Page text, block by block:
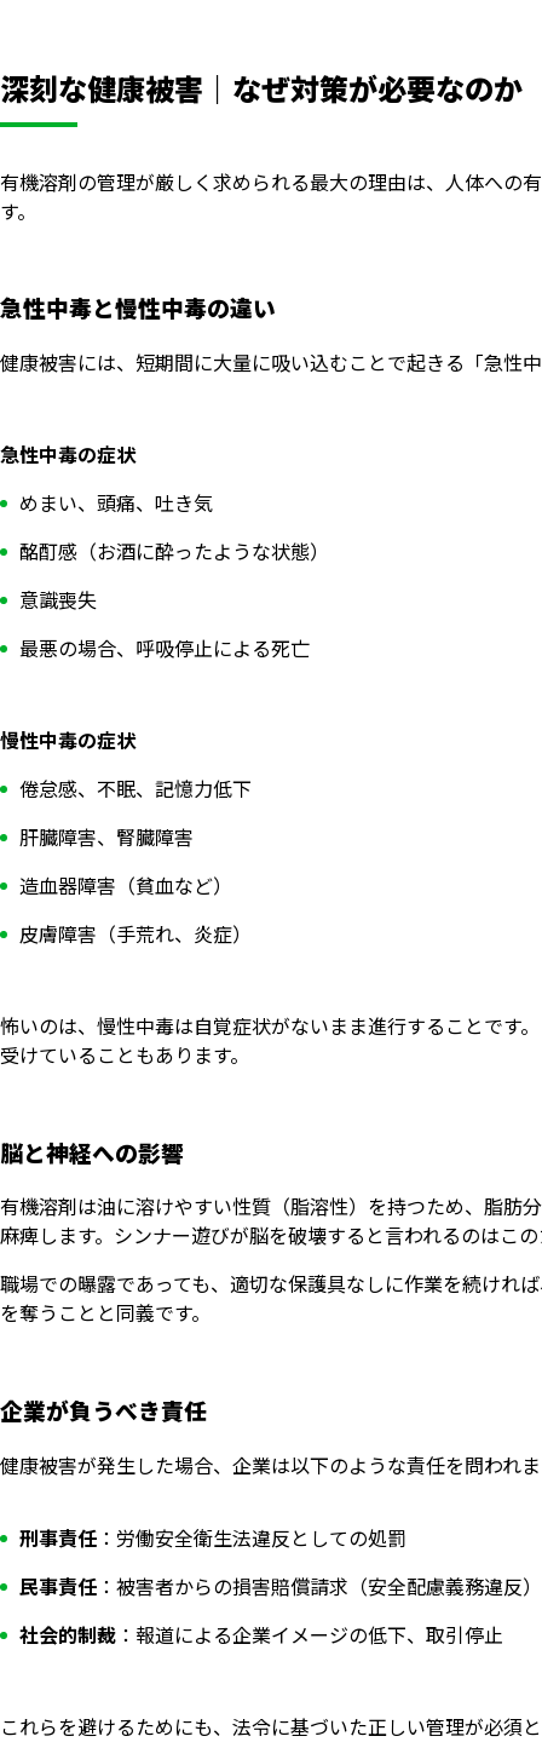
深刻な健康被害｜なぜ対策が必要なのか
有機溶剤の管理が厳しく求められる最大の理由は、人体への
す。
急性中毒と慢性中毒の違い
健康被害には、短期間に大量に吸い込むことで起きる「急性
急性中毒の症状
めまい、頭痛、吐き気
酩酊感（お酒に酔ったような状態）
意識喪失
最悪の場合、呼吸停止による死亡
慢性中毒の症状
倦怠感、不眠、記憶力低下
肝臓障害、腎臓障害
造血器障害（貧血など）
皮膚障害（手荒れ、炎症）
怖いのは、慢性中毒は自覚症状がないまま進行することです
受けていることもあります。
脳と神経への影響
有機溶剤は油に溶けやすい性質（脂溶性）を持つため、脂肪
麻痺します。シンナー遊びが脳を破壊すると言われるのはこ
職場での曝露であっても、適切な保護具なしに作業を続けれ
を奪うことと同義です。
企業が負うべき責任
健康被害が発生した場合、企業は以下のような責任を問われ
刑事責任 ：労働安全衛生法違反としての処罰
民事責任 ：被害者からの損害賠償請求（安全配慮義務違反）
社会的制裁 ：報道による企業イメージの低下、取引停止
これらを避けるためにも、法令に基づいた正しい管理が必須